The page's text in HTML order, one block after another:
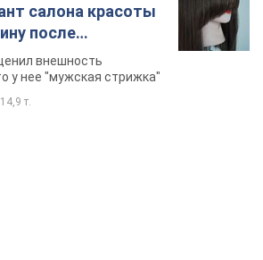
салона красоты
после
скандал.
внешность
у нее "мужская стрижка"
14,9 т.